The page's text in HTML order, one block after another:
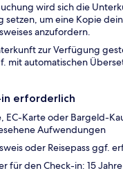
wird sich die
setzen, um eine Kopie
anzufordern.
zur Verfügung
mit automatischen
erforderlich
EC-Karte oder Bargeld-
Aufwendungen
oder Reisepass ggf.
für den Check-in: 15 Jahre